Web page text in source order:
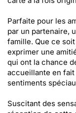
Parfaite pour les
par un partenaire,
famille. Que ce
exprimer une
qui ont la chance
accueillante en
sentiments
Suscitant des